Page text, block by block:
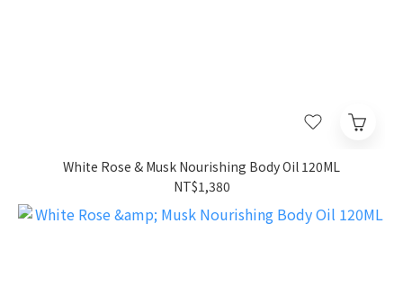
White Rose & Musk Nourishing Body Oil 120ML
NT$1,380